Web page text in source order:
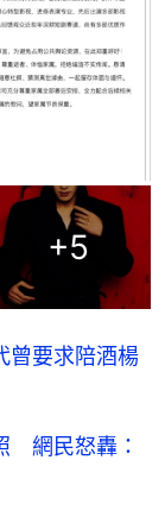
+5
要求陪酒楊
網民怒轟：